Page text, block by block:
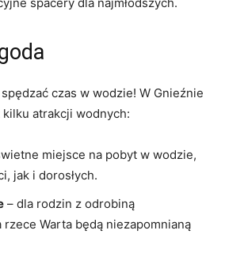
⁤czas w wodzie! W Gnieźnie
atrakcji ​wodnych:
miejsce⁢ na‌ pobyt w ⁤wodzie,
jak i⁣ dorosłych.
– dla rodzin ‌z odrobiną
⁣rzece Warta‍ będą niezapomnianą